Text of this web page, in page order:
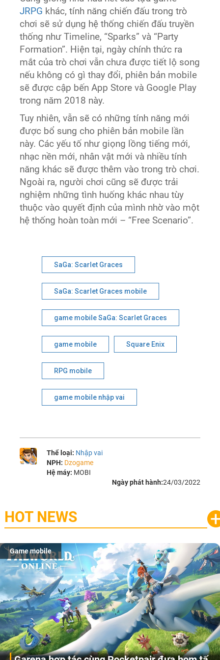
JRPG khác, tính năng chiến đấu trong trò
chơi sẽ sử dụng hệ thống chiến đấu truyền
thống như Timeline, “Sparks” và “Party
Formation”. Hiện tại, ngày chính thức ra
mắt của trò chơi vẫn chưa được tiết lộ song
nếu không có gì thay đổi, phiên bản mobile
sẽ được cập bến App Store và Google Play
trong năm 2018 này.
Tuy nhiên, vẫn sẽ có những tính năng mới
được bổ sung cho phiên bản mobile lần
này. Các yếu tố như giọng lồng tiếng mới,
nhạc nền mới, nhân vật mới và nhiều tính
năng khác sẽ được thêm vào trong trò chơi.
Ngoài ra, người chơi cũng sẽ được trải
nghiệm những tình huống khác nhau tùy
thuộc vào quyết định của mình nhờ vào một
hệ thống hoàn toàn mới – “Free Scenario”.
SaGa: Scarlet Graces
SaGa: Scarlet Graces mobile
game mobile SaGa: Scarlet Graces
game mobile Square Enix
RPG mobile
game mobile nhập vai
Thể loại: Nhập vai
NPH: Dzogame
Hệ máy: MOBI
Ngày phát hành:24/03/2022
HOT NEWS
Game mobile